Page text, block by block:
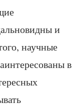
и
научные
в